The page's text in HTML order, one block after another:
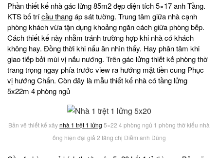
Phần thiết kế nhà gác lửng 85m2 đẹp diện tích 5×17 anh Tầng.
KTS bố trícầu thangáp sát tường. Trung tâm giữa nhà cạnh
phòng khách vừa tận dụng khoảng ngăn cách giữa phòng bếp.
Cách thiết kế này nhằm tránh trường hợp khi nhà có khách
không hay. Đồng thời khi nấu ăn nhìn thấy. Hay phân tâm khi
giao tiếp bởi mùi vị nấu nướng. Trên gác lửng thiết kế phòng thờ
trang trọng ngay phía trước view ra hướng mặt tiền cung Phục
vị hướng Chấn. Còn đây là mẫu thiết kế nhà có tầng lửng
5x22m 4 phòng ngủ
Bản vẽ thiết kế xâynhà 1 trệt 1 lửng 5×22 4 phòng ngủ 1 phòng thờ kiểu nhà
ống hiện đại giả 2 tầng chị Diễm anh Dũng